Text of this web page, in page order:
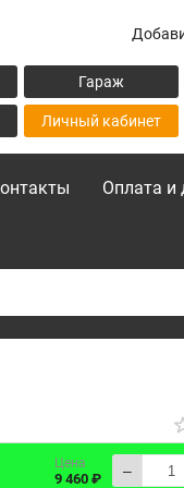
Гараж
Личный кабинет
Оплата и
Цена
9 460 ₽ –